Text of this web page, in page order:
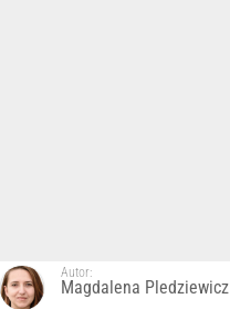
Autor:
Magdalena Pledziewicz